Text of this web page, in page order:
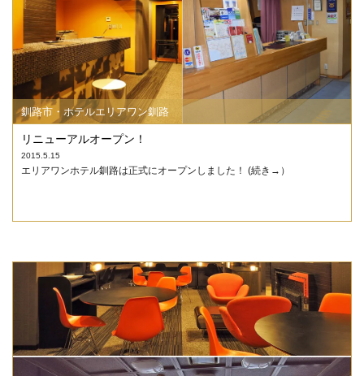
釧路市・ホテルエリアワン釧路
リニューアルオープン！
2015.5.15
エリアワンホテル釧路は正式にオープンしました！ (続き→）